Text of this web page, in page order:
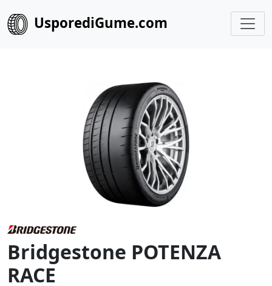
UsporediGume.com
Bridgestone POTENZA
RACE